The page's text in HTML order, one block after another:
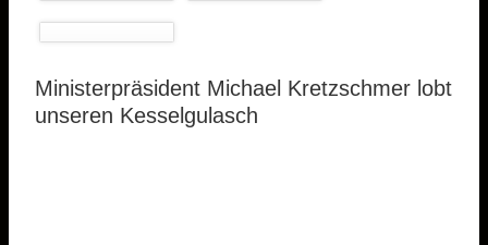
Ministerpräsident Michael Kretzschmer lobt
unseren Kesselgulasch